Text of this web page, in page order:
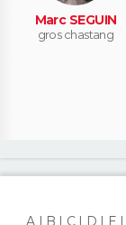
Marc SEGUIN
gros chastang
A
B C D E